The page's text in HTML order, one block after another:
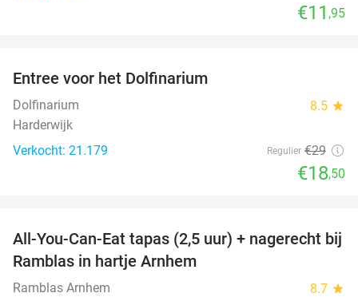
€11 ,95
Entree voor het Dolfinarium
Dolfinarium 8.5 star
Harderwijk
Verkocht: 21.179
Regulier €29
€18,50
34%
All-You-Can-Eat tapas (2,5 uur) + nagerecht bij
Ramblas in hartje Arnhem
Ramblas Arnhem 8.7 star